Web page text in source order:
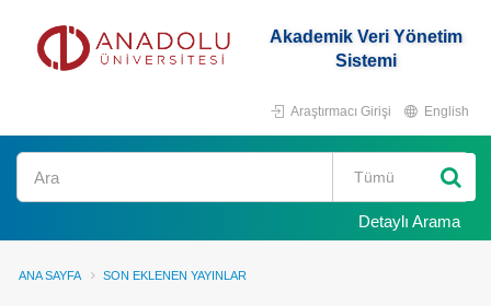
Akademik Veri Yönetim
Sistemi
Araştırmacı Girişi English
Ara
Detaylı Arama
ANA SAYFA SON EKLENEN YAYINLAR